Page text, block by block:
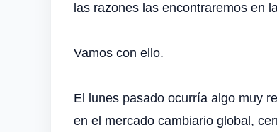
las razones las encontraremos en
Vamos con ello.
El lunes pasado ocurría algo muy
en el mercado cambiario global,